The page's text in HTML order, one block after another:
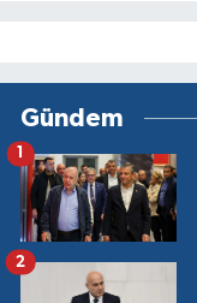
Gündem
2